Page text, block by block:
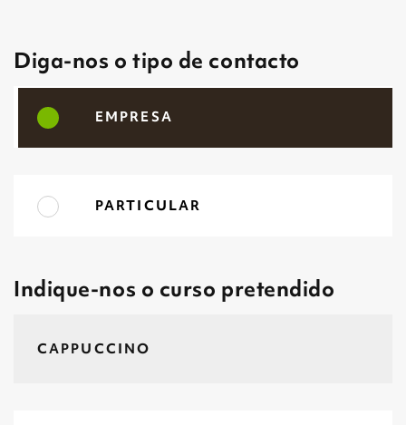
Diga-nos o tipo de contacto
EMPRESA
PARTICULAR
Indique-nos o curso pretendido